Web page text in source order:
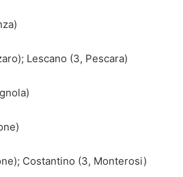
Lescano (3, Pescara)
Costantino (3, Monterosi)